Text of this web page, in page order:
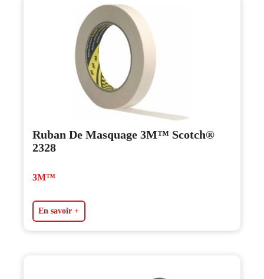
Ruban De Masquage 3M™ Scotch®
2328
3M™
En savoir +